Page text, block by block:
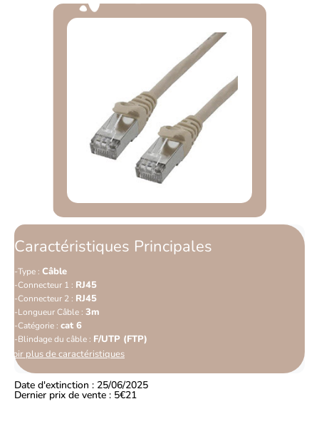
Caractéristiques Principales
Type : Câble
Connecteur 1 : RJ45
Connecteur 2 : RJ45
Longueur Câble : 3m
Catégorie : cat 6
Blindage du câble : F/UTP (FTP)
Voir plus de caractéristiques
Date d'extinction : 25/06/2025
Dernier prix de vente : 5€21